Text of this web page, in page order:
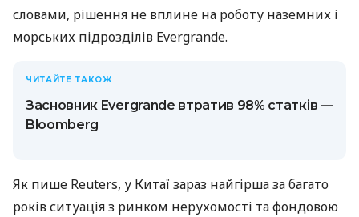
словами, рішення не вплине на роботу наземних і
морських підрозділів Evergrande.
ЧИТАЙТЕ ТАКОЖ
Засновник Evergrande втратив 98% статків —
Bloomberg
Як пише Reuters, у Китаї зараз найгірша за багато
років ситуація з ринком нерухомості та фондовою